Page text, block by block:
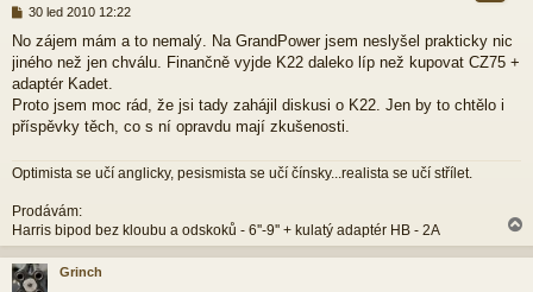
P
í
s
p
ě
v
e
30 led 2010 12:22
No zájem mám a to nemalý. Na GrandPower jsem neslyšel prakticky nic
jiného než jen chválu. Finančně vyjde K22 daleko líp než kupovat CZ75 +
adaptér Kadet.
Proto jsem moc rád, že jsi tady zahájil diskusi o K22. Jen by to chtělo i
příspěvky těch, co s ní opravdu mají zkušenosti.
Optimista se učí anglicky, pesismista se učí čínsky...realista se učí střílet.
Prodávám:
Harris bipod bez kloubu a odskoků - 6''-9'' + kulatý adaptér HB - 2A
a
h
Grinch